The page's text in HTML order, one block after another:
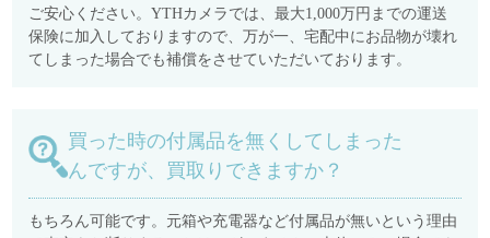
ご安心ください。YTHカメラでは、最大1,000万円までの運送
保険に加入しておりますので、万が一、宅配中にお品物が壊れ
てしまった場合でも補償をさせていただいております。
買った時の付属品を無くしてしまった
んですが、買取りできますか？
もちろん可能です。元箱や充電器など付属品が無いという理由